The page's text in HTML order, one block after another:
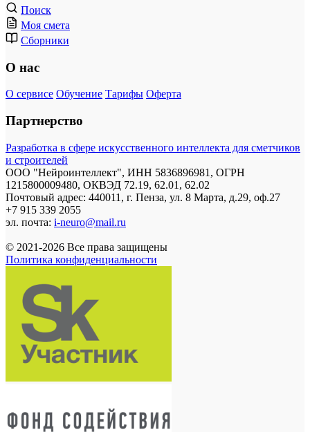
Поиск
Моя смета
Сборники
О нас
О сервисе Обучение Тарифы Оферта
Партнерство
Разработка в сфере искусственного интеллекта для сметчиков
и строителей
ООО "Нейроинтеллект", ИНН 5836896981, ОГРН
1215800009480, ОКВЭД 72.19, 62.01, 62.02
Почтовый адрес: 440011, г. Пенза, ул. 8 Марта, д.29, оф.27
+7 915 339 2055
эл. почта: i-neuro@mail.ru
© 2021-2026 Все права защищены
Политика конфиденциальности